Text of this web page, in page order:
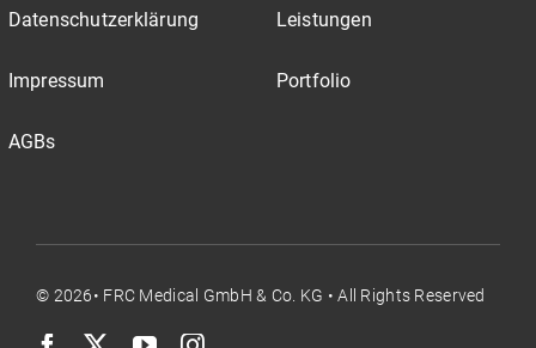
Datenschutzerklärung
Impressum
AGBs
Leistungen
Portfolio
© 2026• FRC Medical GmbH & Co. KG • All Rights Reserved